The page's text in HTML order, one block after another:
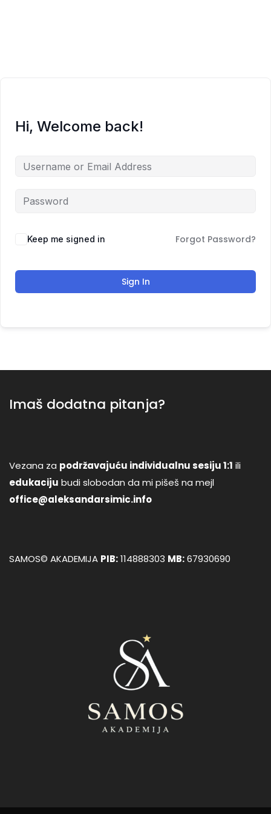
Besplatno
Blog
Zakaži sesiju
Hi, Welcome back!
Keep me signed in Forgot Password?
Sign In
Imaš dodatna pitanja?
Vezana za podržavajuću individualnu sesiju 1:1 ili
edukaciju budi slobodan da mi pišeš na mejl
office@aleksandarsimic.info
SAMOS© AKADEMIJA PIB:114888303 MB:67930690